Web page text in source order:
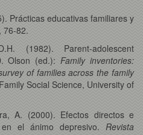
Prácticas educativas familiares y
76-82.
(1982). Parent-adolescent
Olson (ed.): Family inventories:
of families across the family
Social Science, University of
A. (2000). Efectos directos e
el ánimo depresivo. Revista